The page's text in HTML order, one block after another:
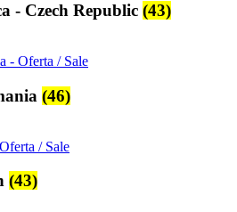
- Czech Republic (43)
(46)
(43)